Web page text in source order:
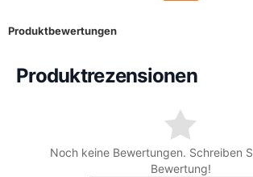
Produktbewertungen
Produktrezensionen
Noch keine Bewertungen. Schreiben
Bewertung!